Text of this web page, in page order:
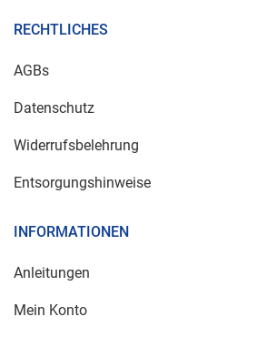
RECHTLICHES
AGBs
Datenschutz
Widerrufsbelehrung
Entsorgungshinweise
INFORMATIONEN
Anleitungen
Mein Konto